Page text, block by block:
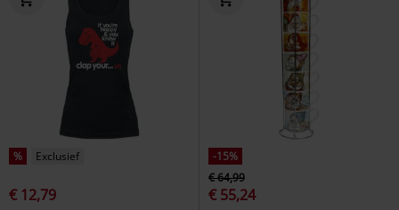
% Exclusief
€ 12,79
-15%
€ 64,99
€ 55,24